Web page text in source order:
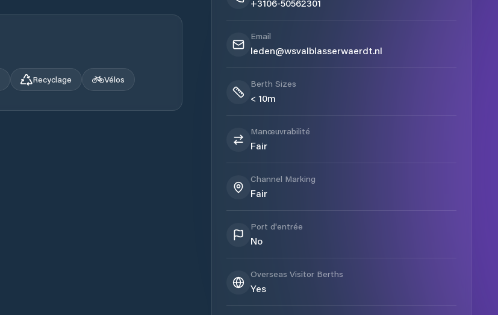
Recyclage Vélos
+3106-50562301
Email
leden@wsvalblasserwaerdt.nl
Berth Sizes
< 10m
Manœuvrabilité
Fair
Channel Marking
Fair
Port d'entrée
No
Overseas Visitor Berths
Yes